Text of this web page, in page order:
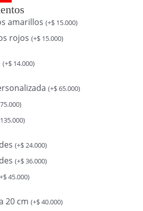
amarillos (+$ 15.000)
rojos (+$ 15.000)
(+$ 14.000)
(+$65.000)
75.000)
135.000)
(+$24.000)
(+$36.000)
+$45.000)
20 cm (+$40.000)